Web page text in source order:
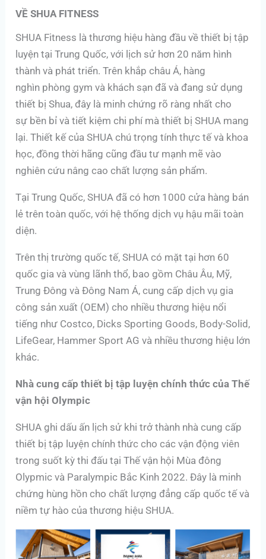
VỀ SHUA FITNESS
SHUA Fitness là thương hiệu hàng đầu về thiết bị tập
luyện tại Trung Quốc, với lịch sử hơn 20 năm hình
thành và phát triển. Trên khắp châu Á, hàng
nghìn phòng gym và khách sạn đã và đang sử dụng
thiết bị Shua, đây là minh chứng rõ ràng nhất cho
sự bền bỉ và tiết kiệm chi phí mà thiết bị SHUA mang
lại. Thiết kế của SHUA chú trọng tính thực tế và khoa
học, đồng thời hãng cũng đầu tư mạnh mẽ vào
nghiên cứu nâng cao chất lượng sản phẩm.
Tại Trung Quốc, SHUA đã có hơn 1000 cửa hàng bán
lẻ trên toàn quốc, với hệ thống dịch vụ hậu mãi toàn
diện.
Trên thị trường quốc tế, SHUA có mặt tại hơn 60
quốc gia và vùng lãnh thổ, bao gồm Châu Âu, Mỹ,
Trung Đông và Đông Nam Á, cung cấp dịch vụ gia
công sản xuất (OEM) cho nhiều thương hiệu nổi
tiếng như Costco, Dicks Sporting Goods, Body-Solid,
LifeGear, Hammer Sport AG và nhiều thương hiệu lớn
khác.
Nhà cung cấp thiết bị tập luyện chính thức của Thế
vận hội Olympic
SHUA ghi dấu ấn lịch sử khi trở thành nhà cung cấp
thiết bị tập luyện chính thức cho các vận động viên
trong suốt kỳ thi đấu tại Thế vận hội Mùa đông
Olypmic và Paralympic Bắc Kinh 2022. Đây là minh
chứng hùng hồn cho chất lượng đẳng cấp quốc tế và
niềm tự hào của thương hiệu SHUA.